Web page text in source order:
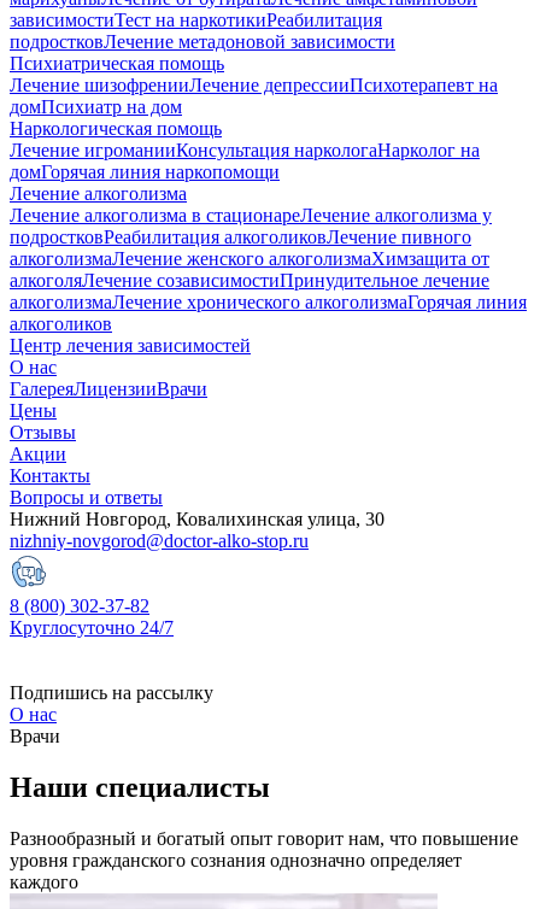
зависимостиТест на наркотикиРеабилитация
подростковЛечение метадоновой зависимости
Психиатрическая помощь
Лечение шизофренииЛечение депрессииПсихотерапевт на
домПсихиатр на дом
Наркологическая помощь
Лечение игроманииКонсультация наркологаНарколог на
домГорячая линия наркопомощи
Лечение алкоголизма
Лечение алкоголизма в стационареЛечение алкоголизма у
подростковРеабилитация алкоголиковЛечение пивного
алкоголизмаЛечение женского алкоголизмаХимзащита от
алкоголяЛечение созависимостиПринудительное лечение
алкоголизмаЛечение хронического алкоголизмаГорячая линия
алкоголиков
Центр лечения зависимостей
О нас
ГалереяЛицензииВрачи
Цены
Отзывы
Акции
Контакты
Вопросы и ответы
Нижний Новгород, Ковалихинская улица, 30
nizhniy-novgorod@doctor-alko-stop.ru
8 (800) 302-37-82
Круглосуточно 24/7
Подпишись на рассылку
О нас
Врачи
Наши специалисты
Разнообразный и богатый опыт говорит нам, что повышение
уровня гражданского сознания однозначно определяет
каждого